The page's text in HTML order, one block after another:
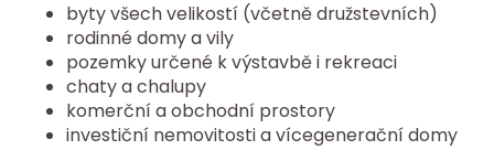
byty všech velikostí (včetně družstevních)
rodinné domy a vily
pozemky určené k výstavbě i rekreaci
chaty a chalupy
komerční a obchodní prostory
investiční nemovitosti a vícegenerační domy